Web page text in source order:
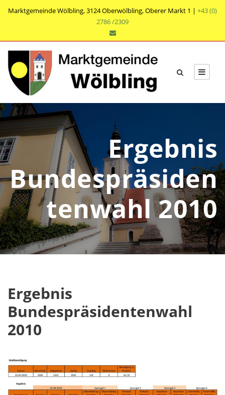
Marktgemeinde Wölbling, 3124 Oberwölbling, Oberer Markt 1 | +43 (0)
2786 /2309
Ergebnis
Bundespräsiden
tenwahl 2010
Ergebnis
Bundespräsidentenwahl
2010